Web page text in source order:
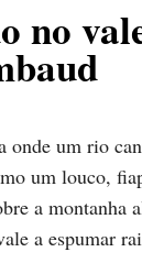
no
onde um rio
um louco,
a montanha
a espumar